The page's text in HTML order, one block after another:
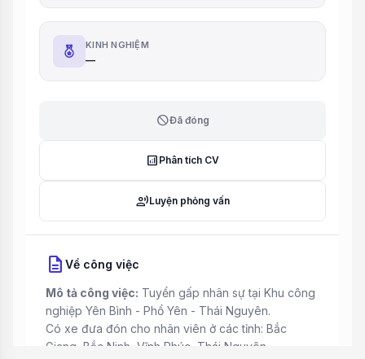
KINH NGHIỆM
—
blockĐã đóng
analytics Phân tích CV
record_voice_overLuyện phỏng vấn
description Về công việc
Mô tả công việc: Tuyển gấp nhân sự tại Khu công
nghiệp Yên Bình - Phổ Yên - Thái Nguyên.
Có xe đưa đón cho nhân viên ở các tỉnh: Bắc
Giang, Bắc Ninh, Vĩnh Phúc, Thái Nguyên.